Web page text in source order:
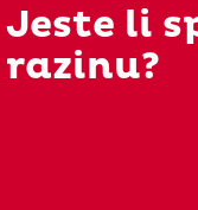
Jeste li
razinu?